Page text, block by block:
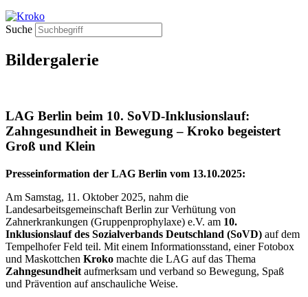
Suche
Bildergalerie
LAG Berlin beim 10. SoVD-Inklusionslauf:
Zahngesundheit in Bewegung – Kroko begeistert
Groß und Klein
Presseinformation der LAG Berlin vom 13.10.2025:
Am Samstag, 11. Oktober 2025, nahm die
Landesarbeitsgemeinschaft Berlin zur Verhütung von
Zahnerkrankungen (Gruppenprophylaxe) e.V. am 10.
Inklusionslauf des Sozialverbands Deutschland (SoVD) auf dem
Tempelhofer Feld teil. Mit einem Informationsstand, einer Fotobox
und Maskottchen Kroko machte die LAG auf das Thema
Zahngesundheit aufmerksam und verband so Bewegung, Spaß
und Prävention auf anschauliche Weise.